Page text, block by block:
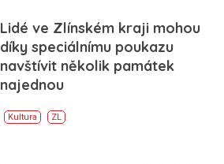
Lidé ve Zlínském kraji mohou
díky speciálnímu poukazu
navštívit několik památek
najednou
Kultura ZL